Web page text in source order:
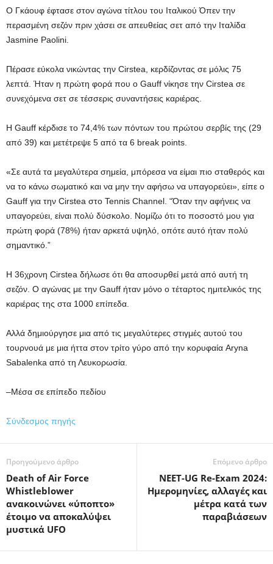
Ο Γκάουφ έφτασε στον αγώνα τίτλου του Ιταλικού Όπεν την
περασμένη σεζόν πριν χάσει σε απευθείας σετ από την Ιταλίδα
Jasmine Paolini.
Πέρασε εύκολα νικώντας την Cirstea, κερδίζοντας σε μόλις 75
λεπτά. Ήταν η πρώτη φορά που ο Gauff νίκησε την Cirstea σε
συνεχόμενα σετ σε τέσσερις συναντήσεις καριέρας.
Η Gauff κέρδισε το 74,4% των πόντων του πρώτου σερβίς της (29
από 39) και μετέτρεψε 5 από τα 6 break points.
«Σε αυτά τα μεγαλύτερα σημεία, μπόρεσα να είμαι πιο σταθερός και
να το κάνω σωματικό και να μην την αφήσω να υπαγορεύει», είπε ο
Gauff για την Cirstea στο Tennis Channel. “Όταν την αφήνεις να
υπαγορεύει, είναι πολύ δύσκολο. Νομίζω ότι το ποσοστό μου για
πρώτη φορά (78%) ήταν αρκετά υψηλό, οπότε αυτό ήταν πολύ
σημαντικό.”
Η 36χρονη Cirstea δήλωσε ότι θα αποσυρθεί μετά από αυτή τη
σεζόν. Ο αγώνας με την Gauff ήταν μόνο ο τέταρτος ημιτελικός της
καριέρας της στα 1000 επίπεδα.
Αλλά δημιούργησε μια από τις μεγαλύτερες στιγμές αυτού του
τουρνουά με μια ήττα στον τρίτο γύρο από την κορυφαία Aryna
Sabalenka από τη Λευκορωσία.
–Μέσα σε επίπεδο πεδίου
Σύνδεσμος πηγής
Προηγούμενο άρθρο
Death of Air Force
Whistleblower
ανακοινώνει «ύποπτο»
έτοιμο να αποκαλύψει
μυστικά UFO
Επόμενο άρθρο
NEET-UG Re-Exam 2024:
Ημερομηνίες, αλλαγές και
μέτρα κατά των
παραβιάσεων